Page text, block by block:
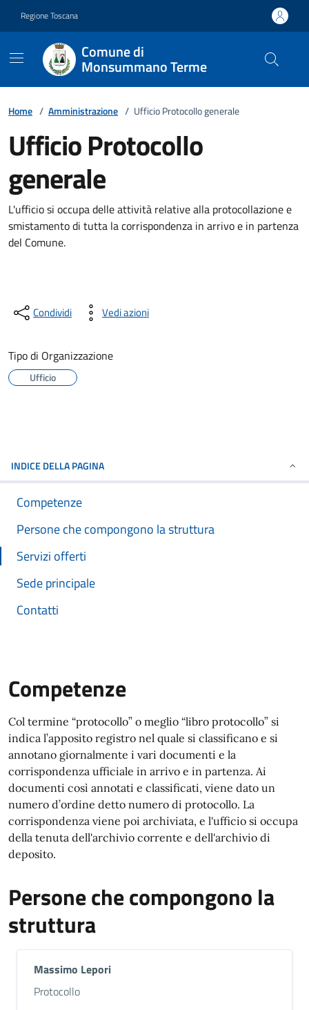
Regione Toscana
Comune di
Monsummano Terme
Home / Amministrazione / Ufficio Protocollo generale
Ufficio Protocollo
generale
L'ufficio si occupa delle attività relative alla protocollazione e
smistamento di tutta la corrispondenza in arrivo e in partenza
del Comune.
Condividi Vedi azioni
Tipo di Organizzazione
Ufficio
INDICE DELLA PAGINA
Competenze
Persone che compongono la struttura
Servizi offerti
Sede principale
Contatti
Competenze
Col termine “protocollo” o meglio “libro protocollo” si
indica l’apposito registro nel quale si classificano e si
annotano giornalmente i vari documenti e la
corrispondenza ufficiale in arrivo e in partenza. Ai
documenti così annotati e classificati, viene dato un
numero d’ordine detto numero di protocollo. La
corrispondenza viene poi archiviata, e l'ufficio si occupa
della tenuta dell'archivio corrente e dell'archivio di
deposito.
Persone che compongono la
struttura
Massimo Lepori
Descrizione breve
Protocollo